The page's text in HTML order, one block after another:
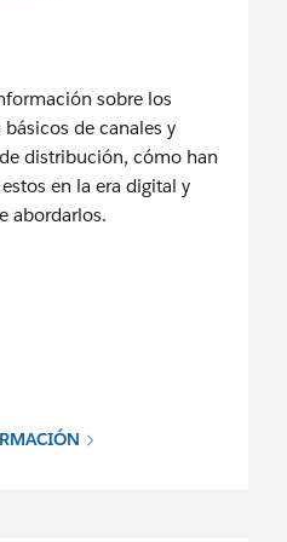
sobre los
de canales y
distribución, cómo han
en la era digital y
abordarlos.